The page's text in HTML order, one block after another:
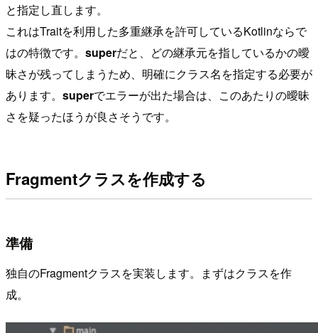
と指定し直します。
これはTraitを利用した多重継承を許可しているKotlinならで
はの特徴です。 superだと、どの継承元を指しているかの曖
昧さが残ってしまうため、明確にクラス名を指定する必要が
あります。 superでエラーが出た場合は、このあたりの曖昧
さを疑ったほうが良さそうです。
Fragmentクラスを作成する
準備
独自のFragmentクラスを実装します。まずはクラスを作
成。